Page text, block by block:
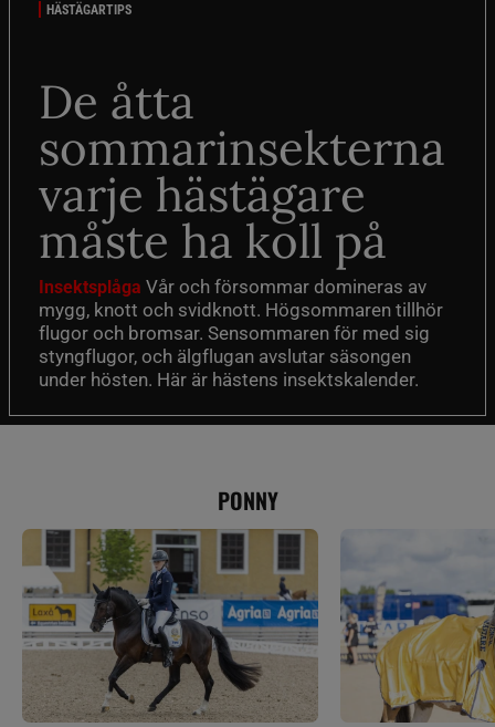
HÄSTÄGARTIPS
De åtta
sommarinsekterna
varje hästägare
måste ha koll på
Insektsplåga Vår och försommar domineras av
mygg, knott och svidknott. Högsommaren tillhör
flugor och bromsar. Sensommaren för med sig
styngflugor, och älgflugan avslutar säsongen
under hösten. Här är hästens insektskalender.
PONNY